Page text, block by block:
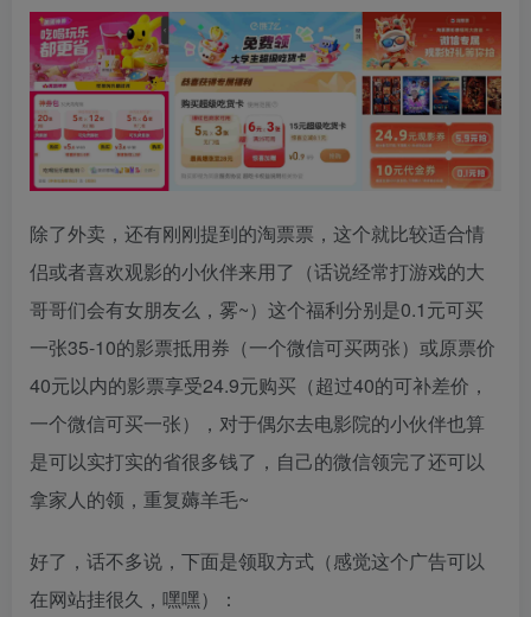
除了外卖，还有刚刚提到的淘票票，这个就比较适合情
侣或者喜欢观影的小伙伴来用了（话说经常打游戏的大
哥哥们会有女朋友么，雾~）这个福利分别是0.1元可买
一张35-10的影票抵用券（一个微信可买两张）或原票价
40元以内的影票享受24.9元购买（超过40的可补差价，
一个微信可买一张），对于偶尔去电影院的小伙伴也算
是可以实打实的省很多钱了，自己的微信领完了还可以
拿家人的领，重复薅羊毛~
好了，话不多说，下面是领取方式（感觉这个广告可以
在网站挂很久，嘿嘿）：